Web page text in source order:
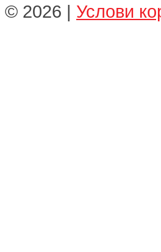
© 2026 | Услови